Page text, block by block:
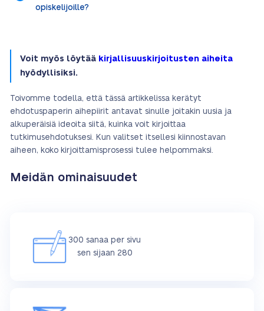
opiskelijoille?
Voit myös löytää kirjallisuuskirjoitusten aiheita
hyödyllisiksi.
Toivomme todella, että tässä artikkelissa kerätyt
ehdotuspaperin aihepiirit antavat sinulle joitakin uusia ja
alkuperäisiä ideoita siitä, kuinka voit kirjoittaa
tutkimusehdotuksesi. Kun valitset itsellesi kiinnostavan
aiheen, koko kirjoittamisprosessi tulee helpommaksi.
Meidän ominaisuudet
300 sanaa per sivu
sen sijaan 280